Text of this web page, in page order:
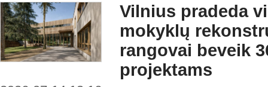
Vilnius pradeda
mokyklų
rangovai beveik
projektams